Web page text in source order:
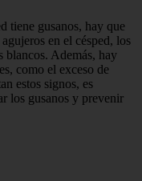
tiene gusanos, hay que
en el césped, los
blancos. Además, hay
como el exceso de
estos signos, es
los gusanos y prevenir